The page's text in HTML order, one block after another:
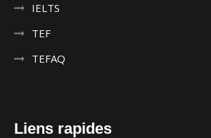
IELTS
TEF
TEFAQ
Liens rapides